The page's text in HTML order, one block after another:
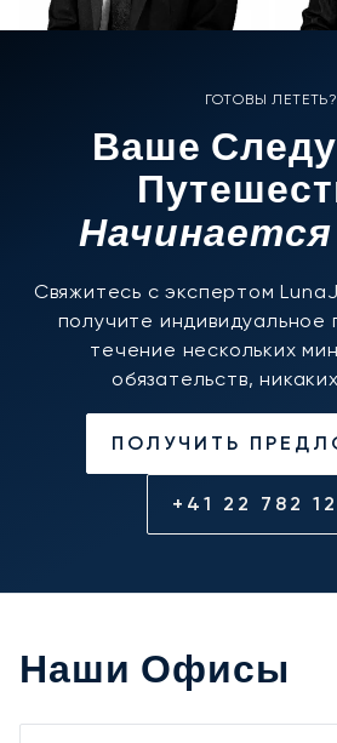
ГОТОВЫ ЛЕТЕТЬ?
Ваше
Начинается
Свяжитесь с экспертом
получите индивидуальное
течение нескольких
обязательств,
ПОЛУЧИТЬ
+41 22 782
Наши Офисы